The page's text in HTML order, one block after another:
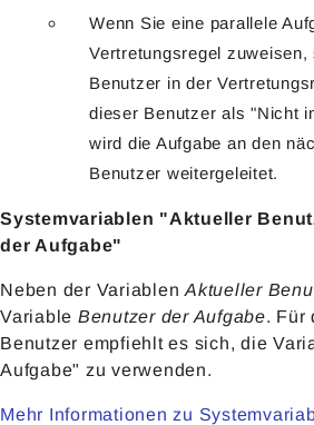
Wenn Sie eine parallele
Vertretungsregel
Benutzer in der
dieser Benutzer als "Nicht
wird die Aufgabe an den
Benutzer weitergeleitet.
Systemvariablen "Aktueller
der Aufgabe"
Neben der Variablen Aktueller
Variable Benutzer der Aufgabe. Für
Benutzer empfiehlt es sich, die
Aufgabe" zu verwenden.
Mehr Informationen zu